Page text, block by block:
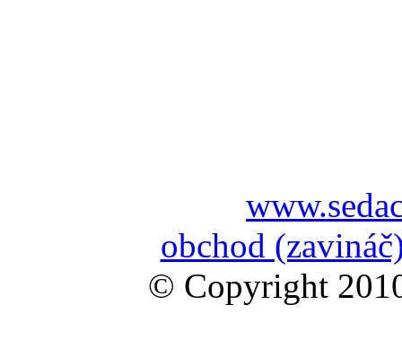
obchod
© Copyright